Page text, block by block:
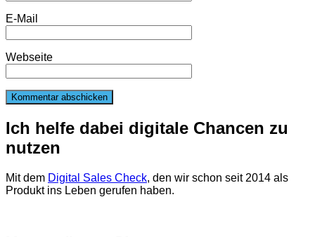
E-Mail
Webseite
Ich helfe dabei digitale Chancen zu
nutzen
Mit dem Digital Sales Check, den wir schon seit 2014 als
Produkt ins Leben gerufen haben.